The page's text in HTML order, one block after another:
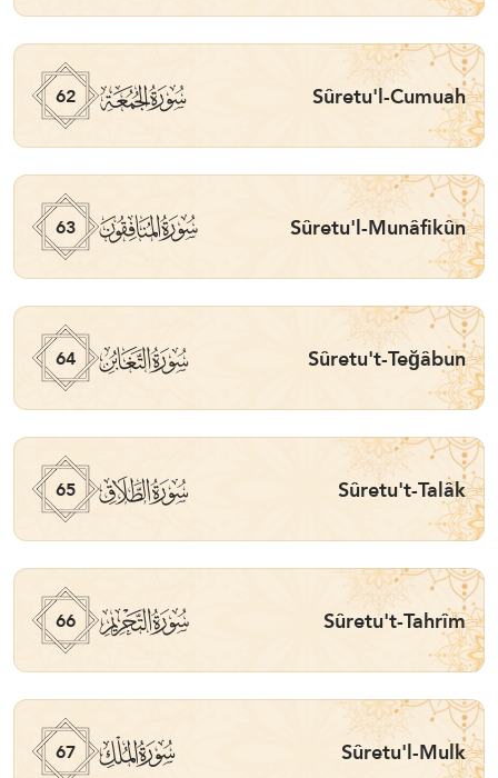
62 ﯫ Sûretu'l-Cumuah
63 ﯬ Sûretu'l-Munâfikûn
64 ﯭ Sûretu't-Teğâbun
65 ﯮ Sûretu't-Talâk
66 ﯯ Sûretu't-Tahrîm
67 ﯰ Sûretu'l-Mulk